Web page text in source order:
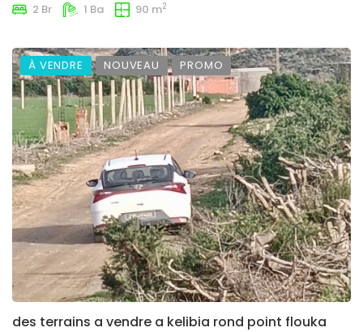
2 Br 1 Ba 90 m2
À VENDRE NOUVEAU PROMO
des terrains a vendre a kelibia rond point flouka